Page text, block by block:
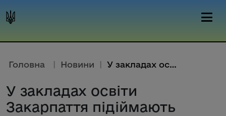
Головна | Новини | У закладах освіти Закарпаття ...
У закладах освіти
Закарпаття підіймають